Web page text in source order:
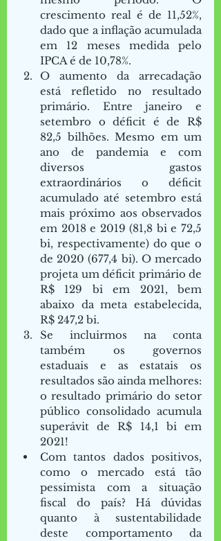
crescimento real é de 11,52%,
dado que a inflação acumulada
em 12 meses medida pelo
IPCA é de 10,78%.
O aumento da arrecadação
está refletido no resultado
primário. Entre janeiro e
setembro o déficit é de R$
82,5 bilhões. Mesmo em um
ano de pandemia e com
diversos gastos
extraordinários o déficit
acumulado até setembro está
mais próximo aos observados
em 2018 e 2019 (81,8 bi e 72,5
bi, respectivamente) do que o
de 2020 (677,4 bi). O mercado
projeta um déficit primário de
R$ 129 bi em 2021, bem
abaixo da meta estabelecida,
R$ 247,2 bi.
Se incluirmos na conta
também os governos
estaduais e as estatais os
resultados são ainda melhores:
o resultado primário do setor
público consolidado acumula
superávit de R$ 14,1 bi em
2021!
Com tantos dados positivos,
como o mercado está tão
pessimista com a situação
fiscal do país? Há dúvidas
quanto à sustentabilidade
deste comportamento da